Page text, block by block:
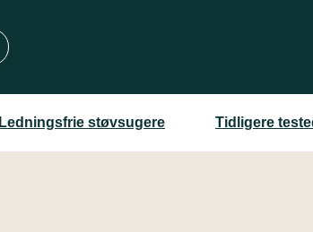
Ledningsfrie støvsugere Tidligere